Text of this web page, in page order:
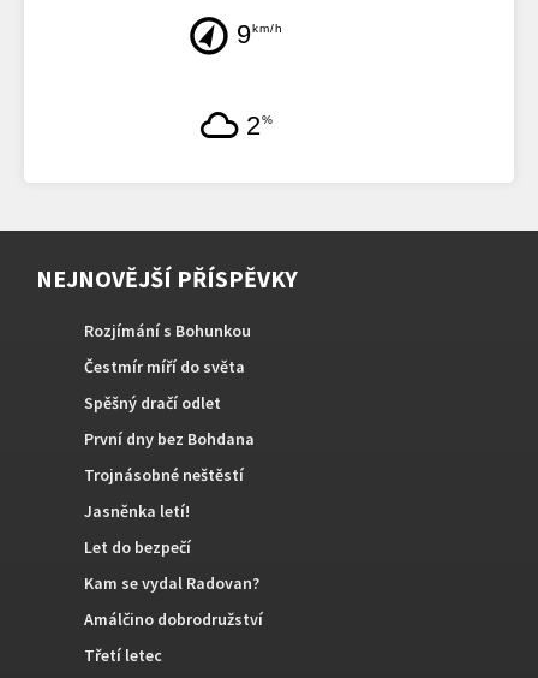
9km/h
2%
NEJNOVĚJŠÍ PŘÍSPĚVKY
Rozjímání s Bohunkou
Čestmír míří do světa
Spěšný dračí odlet
První dny bez Bohdana
Trojnásobné neštěstí
Jasněnka letí!
Let do bezpečí
Kam se vydal Radovan?
Amálčino dobrodružství
Třetí letec